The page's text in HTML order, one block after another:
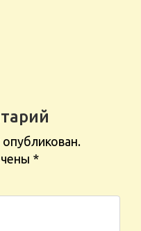
*